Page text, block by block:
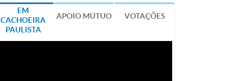
EM
CACHOEIRA
PAULISTA
APOIO MÚTUO VOTAÇÕES